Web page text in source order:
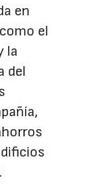
en
el
la
del